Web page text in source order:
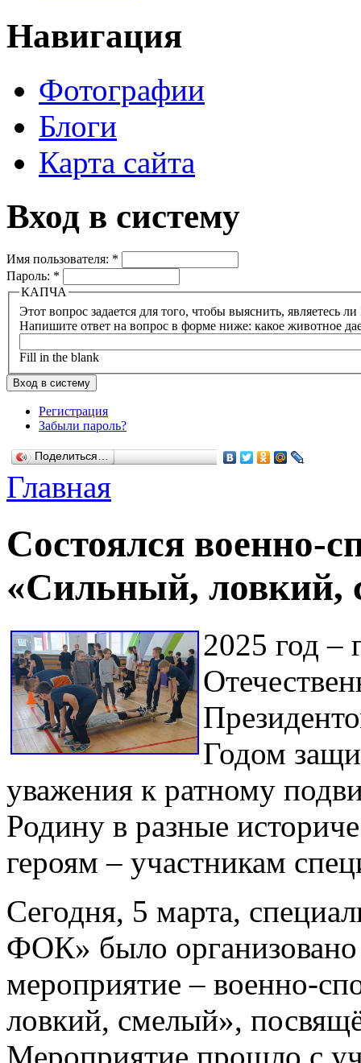
Навигация
Фотографии
Блоги
Карта сайта
Вход в систему
Имя пользователя: *
Пароль: *
КАПЧА
Напишите ответ на вопрос в форме ниже: какое животное
Fill in the blank
Регистрация
Забыли пароль?
Поделиться…
Главная
Состоялся военно-
«Сильный, ловкий,
2025 год –
Годом
уважения к ратному
Родину в разные
героям – участникам
Сегодня, 5 марта,
ФОК» было организовано
мероприятие – военно-
ловкий, смелый»,